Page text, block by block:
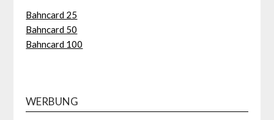
Bahncard 25
Bahncard 50
Bahncard 100
WERBUNG